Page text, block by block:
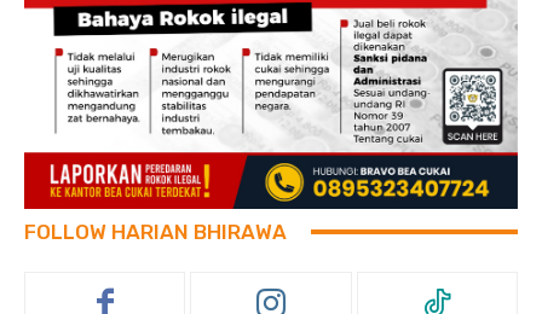
FOLLOW HARIAN BHIRAWA